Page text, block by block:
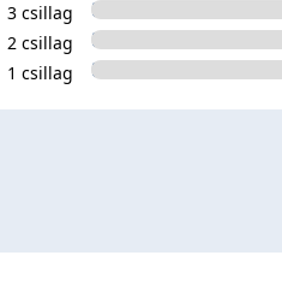
3 csillag
2 csillag
1 csillag